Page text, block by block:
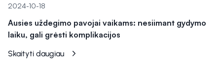
2024-10-18
Ausies uždegimo pavojai vaikams: nesiimant gydymo
laiku, gali grėsti komplikacijos
Skaityti daugiau